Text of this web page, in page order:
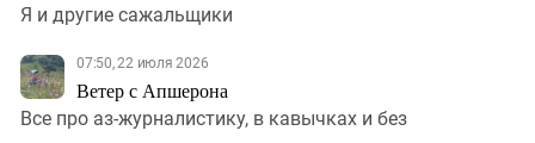
Я и другие сажальщики
07:50, 22 июля 2026
Ветер с Апшерона
Все про аз-журналистику, в кавычках и без